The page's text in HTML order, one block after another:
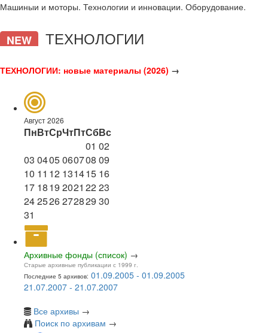
Машиныи и моторы. Технологии и инновации. Оборудование.
NEW ТЕХНОЛОГИИ
ТЕХНОЛОГИИ: новые материалы (2026) →
Август 2026
ПнВтСрЧтПтСбВс
01 02
03 0405060708 09
10 11 12 131415 16
17 1819 2021 2223
242526272829 30
31
Архивные фонды (список) →
Старые архивные публикации с 1999 г.
Последние 5 архивов: 01.09.2005 - 01.09.2005
21.07.2007 - 21.07.2007
Все архивы →
Поиск по архивам →